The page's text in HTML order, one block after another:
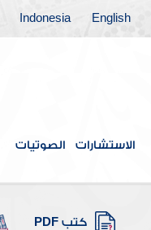
English
Indonesia
الاستشارات الصوتيات
كتب PDF